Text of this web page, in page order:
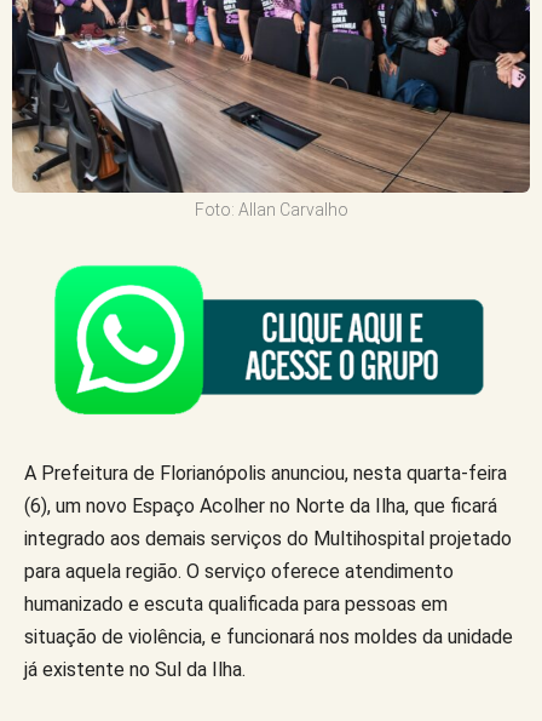
Foto: Allan Carvalho
A Prefeitura de Florianópolis anunciou, nesta quarta-feira
(6), um novo Espaço Acolher no Norte da Ilha, que ficará
integrado aos demais serviços do Multihospital projetado
para aquela região. O serviço oferece atendimento
humanizado e escuta qualificada para pessoas em
situação de violência, e funcionará nos moldes da unidade
já existente no Sul da Ilha.